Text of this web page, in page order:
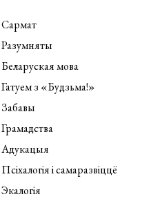
Сармат
Разумняты
Беларуская мова
Гатуем з «Будзьма!»
Забавы
Грамадства
Адукацыя
Псіхалогія і самаразвіццё
Экалогія